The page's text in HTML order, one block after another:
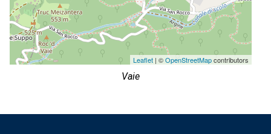
Leaflet | ©OpenStreetMapcontributors
Vaie